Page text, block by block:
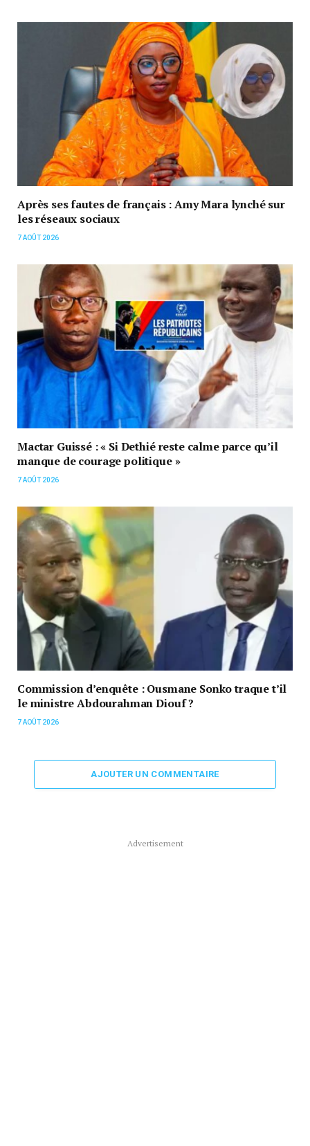
Après ses fautes de français : Amy Mara lynché sur
les réseaux sociaux
7 AOÛT 2026
Mactar Guissé : « Si Dethié reste calme parce qu’il
manque de courage politique »
7 AOÛT 2026
Commission d’enquête : Ousmane Sonko traque t’il
le ministre Abdourahman Diouf ?
7 AOÛT 2026
AJOUTER UN COMMENTAIRE
Advertisement